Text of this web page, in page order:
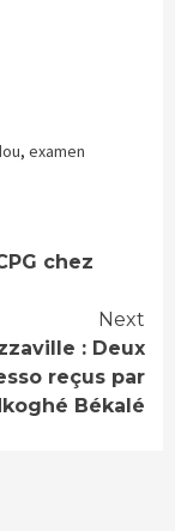
, examen
chez
Next
: Deux
reçus par
Békalé